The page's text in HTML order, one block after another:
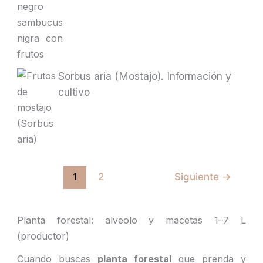
Sorbus aria (Mostajo). Información y
cultivo
1 2 Siguiente →
Planta forestal: alveolo y macetas 1–7 L
(productor)
Cuando buscas planta forestal que prenda y